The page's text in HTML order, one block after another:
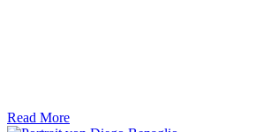
Read More